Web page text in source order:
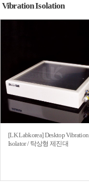
Vibration Isolation
[LK Labkorea] Desktop Vibration
Isolator / 탁상형 제진대